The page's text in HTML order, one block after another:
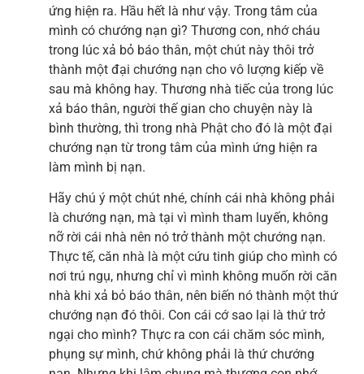
ứng hiện ra. Hầu hết là như vậy. Trong tâm của
mình có chướng nạn gì? Thương con, nhớ cháu
trong lúc xả bỏ báo thân, một chút này thôi trở
thành một đại chướng nạn cho vô lượng kiếp về
sau mà không hay. Thương nhà tiếc của trong lúc
xả báo thân, người thế gian cho chuyện này là
bình thường, thì trong nhà Phật cho đó là một đại
chướng nạn từ trong tâm của mình ứng hiện ra
làm mình bị nạn.
Hãy chú ý một chút nhé, chính cái nhà không phải
là chướng nạn, mà tại vì mình tham luyến, không
nỡ rời cái nhà nên nó trở thành một chướng nạn.
Thực tế, căn nhà là một cứu tinh giúp cho mình có
nơi trú ngụ, nhưng chỉ vì mình không muốn rời căn
nhà khi xả bỏ báo thân, nên biến nó thành một thứ
chướng nạn đó thôi. Con cái cớ sao lại là thứ trở
ngại cho mình? Thực ra con cái chăm sóc mình,
phụng sự mình, chứ không phải là thứ chướng